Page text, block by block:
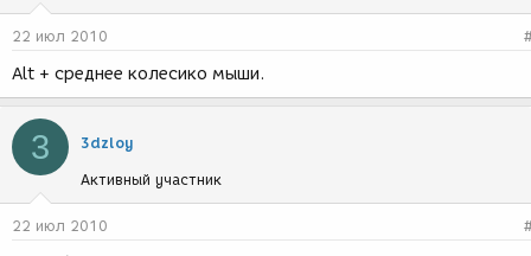
22 июл 2010
Alt + среднее колесико мыши.
3 3dzloy
Активный участник
22 июл 2010